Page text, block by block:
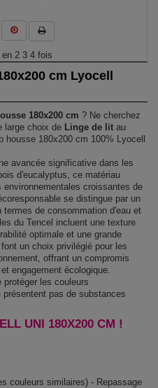
cm Lyocell
180x200 cm ? Ne cherchez
large choix de Linge de lit au
housse 180x200 cm 100% Lyocell
avancée significative dans les
d'eucalyptus, ce matériau
environnementales croissantes de
se distingue par un
de consommation d'eau et
du Tencel incluent une texture
optimale et une grande
un choix privilégié pour les
offrant un compromis
engagement écologique.
protéger les couleurs
pas de substances
UNI 180X200 CM !
couleurs similaires) - Repassage